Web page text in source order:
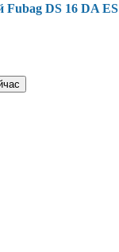
Fubag DS 16 DA ES